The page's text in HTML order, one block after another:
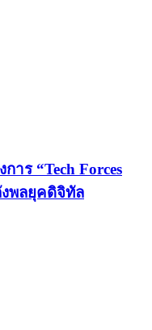
าร “Tech Forces
พลยุคดิจิทัล